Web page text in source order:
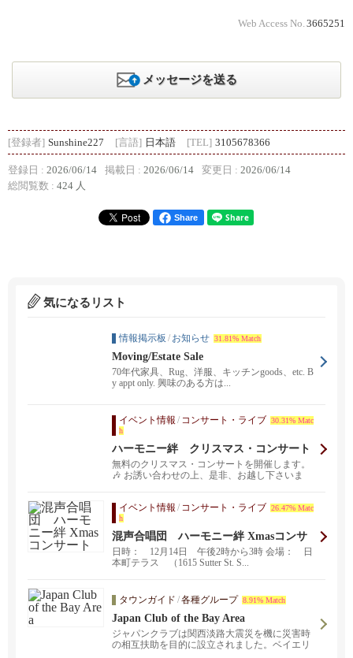
Web Access No. 3665251
メッセージを送る
[登録者] Sunshine227 [言語] 日本語 [TEL] 3105678366
登録日 : 2026/06/14 掲載日 : 2026/06/14 変更日 : 2026/06/14
総閲覧数 : 424 人
Share
気になるリスト
情報掲示板 / お知らせ 31.81% Match
Moving/Estate Sale
70年代家具、Rug、洋服、キッチンgoods、etc. B
y appt only. 興味のある方は...
イベント情報 / コンサート・ライブ 30.31% Matc
h
ハーモニー絆 クリスマス・コンサート
無料のクリスマス・コンサートを開催します。
🎶 お誘い合わせの上、是非、お越し下さいま
イベント情報 / コンサート・ライブ 26.47% Matc
h
混声合唱団 ハーモニー絆 Xmasコンサ
ート
日時： 12月14日 午後2時から3時 会場： 日
本町テラス （1615 Sutter St. S...
タウンガイド /各種グループ 8.91% Match
Japan Club of the Bay Area
ジャパンクラブは関西淡路大震災を機に災害時
の相互扶助を目的に設立されました。ベイエリ